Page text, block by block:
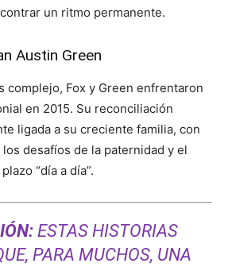
un ritmo permanente.
Austin Green
complejo, Fox y Green enfrentaron
en 2015. Su reconciliación
ligada a su creciente familia, con
desafíos de la paternidad y el
“día a día”.
ESTAS HISTORIAS
PARA MUCHOS, UNA